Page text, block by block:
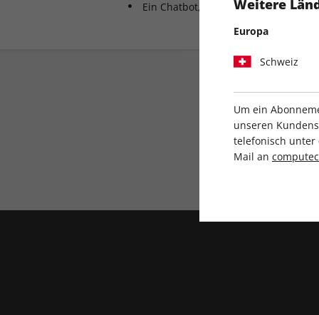
Ein Chatbot, von Mike Schilli in Go
Direkt vom Verlag
Weitere
Europa
Schweiz
Um ein
unseren
telefonisch unter
Mail an